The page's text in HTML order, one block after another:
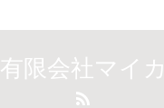
有限会社マイカ